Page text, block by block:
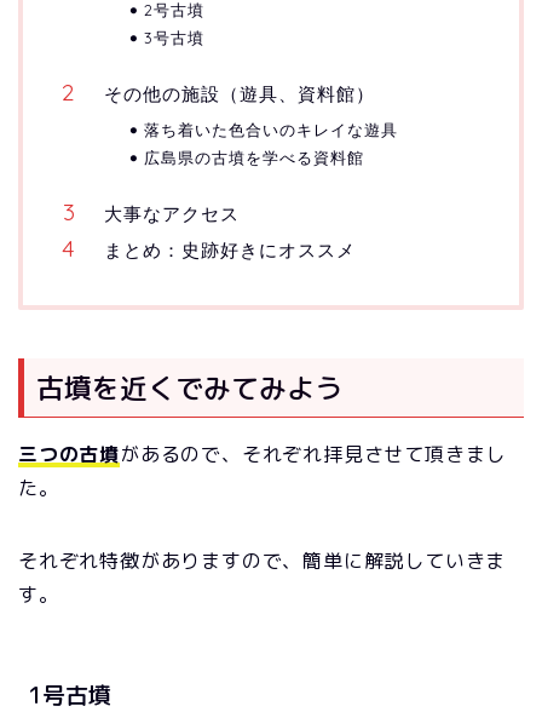
2号古墳
3号古墳
その他の施設（遊具、資料館）
落ち着いた色合いのキレイな遊具
広島県の古墳を学べる資料館
大事なアクセス
まとめ：史跡好きにオススメ
古墳を近くでみてみよう
三つの古墳があるので、それぞれ拝見させて頂きまし
た。
それぞれ特徴がありますので、簡単に解説していきま
す。
1号古墳